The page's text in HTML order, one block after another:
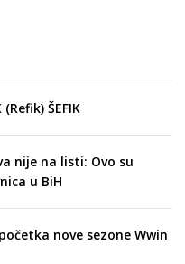
ŠEFIK
nije na listi: Ovo su
u BiH
nove sezone Wwin